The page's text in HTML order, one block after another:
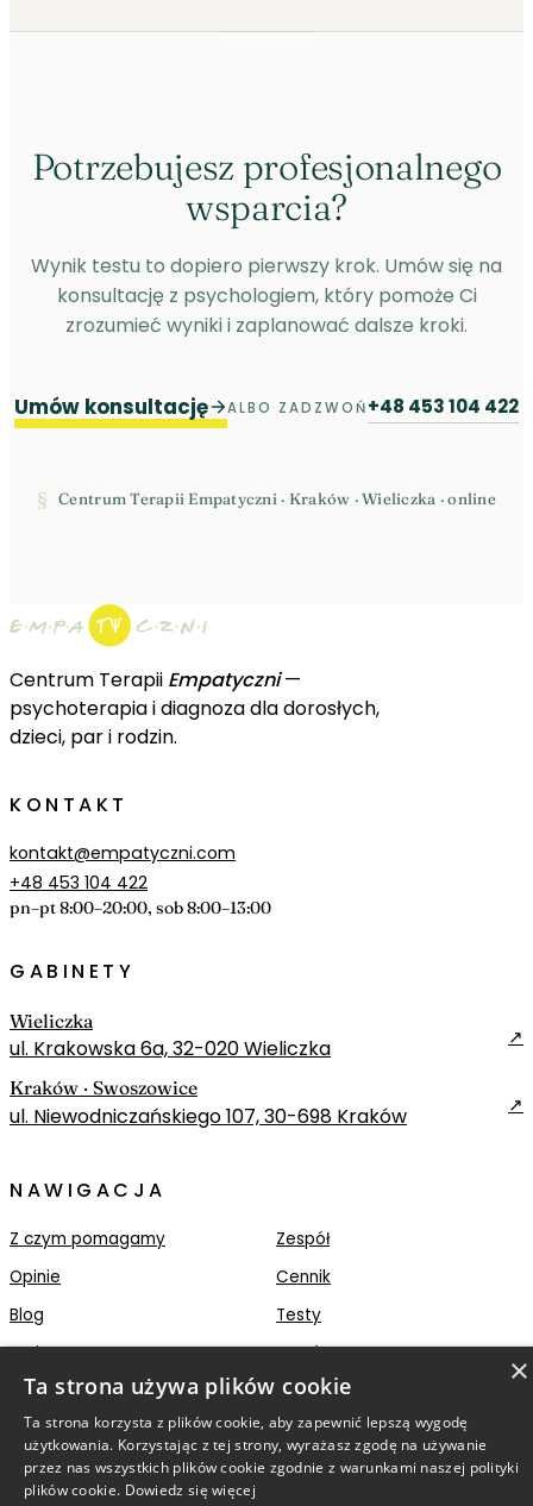
Potrzebujesz profesjonalnego
wsparcia?
Wynik testu to dopiero pierwszy krok. Umów się na
konsultację z psychologiem, który pomoże Ci
zrozumieć wyniki i zaplanować dalsze kroki.
Umów konsultację ALBO ZADZWOŃ+48 453 104 422
§ Centrum Terapii Empatyczni · Kraków · Wieliczka · online
Centrum Terapii Empatyczni—
psychoterapia i diagnoza dla dorosłych,
dzieci, par i rodzin.
KONTAKT
kontakt@empatyczni.com
+48 453 104 422
pn–pt 8:00–20:00, sob 8:00–13:00
GABINETY
Wieliczka
ul. Krakowska 6a, 32-020 Wieliczka ↗
Kraków · Swoszowice
ul. Niewodniczańskiego 107, 30-698 Kraków ↗
NAWIGACJA
Z czym pomagamy
Zespół
Opinie
Cennik
Blog
Testy
Kariera
Współpraca ×
Ta strona używa plików cookie
Ta strona korzysta z plików cookie, aby zapewnić lepszą wygodę
użytkowania. Korzystając z tej strony, wyrażasz zgodę na używanie
przez nas wszystkich plików cookie zgodnie z warunkami naszej polityki
plików cookie. Dowiedz się więcej